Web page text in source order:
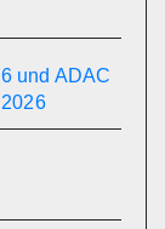
und ADAC